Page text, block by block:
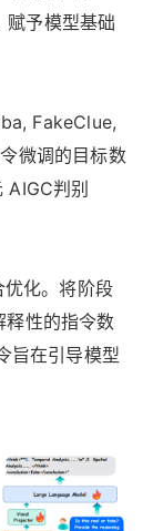
予模型基础
FakeClue,
微调的目标数
AIGC判别
化。将阶段
性的指令数
旨在引导模型